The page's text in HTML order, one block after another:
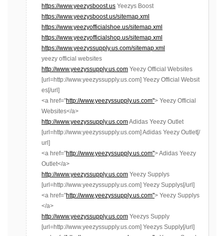
https://www.yeezysboost.us Yeezys Boost
https://www.yeezysboost.us/sitemap.xml
https://www.yeezyofficialshoe.us/sitemap.xml
https://www.yeezyofficialshop.us/sitemap.xml
https://www.yeezyssupply.us.com/sitemap.xml
yeezy official websites
http://www.yeezyssupply.us.com Yeezy Official Websites
[url=http://www.yeezyssupply.us.com] Yeezy Official Websit
es[/url]
<a href="http://www.yeezyssupply.us.com"> Yeezy Official
Websites</a>
http://www.yeezyssupply.us.comAdidas Yeezy Outlet
[url=http://www.yeezyssupply.us.com] Adidas Yeezy Outlet[/
url]
<a href="http://www.yeezyssupply.us.com"> Adidas Yeezy
Outlet</a>
http://www.yeezyssupply.us.com Yeezy Supplys
[url=http://www.yeezyssupply.us.com] Yeezy Supplys[/url]
<a href="http://www.yeezyssupply.us.com"> Yeezy Supplys
</a>
http://www.yeezyssupply.us.com Yeezys Supply
[url=http://www.yeezyssupply.us.com] Yeezys Supply[/url]